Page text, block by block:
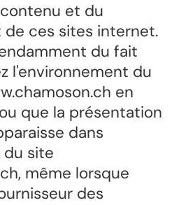
et du
ces sites internet.
du fait
l'environnement du
en
que la présentation
dans
du site
même lorsque
des